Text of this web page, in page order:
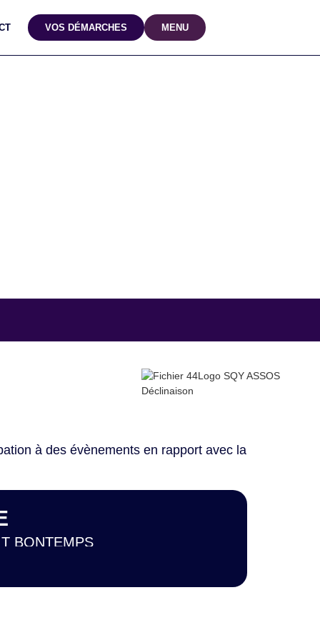
VOS DÉMARCHES MENU
à des évènements en rapport avec la
BONTEMPS